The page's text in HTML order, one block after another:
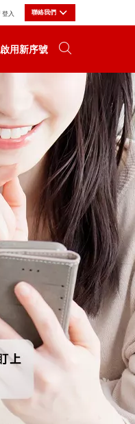
登入 聯絡我們
啟用新序號